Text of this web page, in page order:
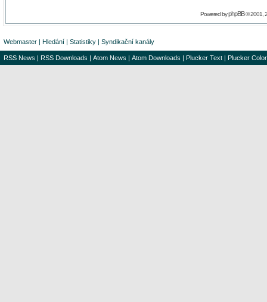
Powered byphpBB© 2001,
Webmaster | Hledání | Statistiky | Syndikační kanály
RSS News | RSS Downloads | Atom News | Atom Downloads | Plucker Text | Plucker Color